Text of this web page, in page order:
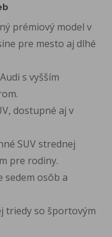
prémiový model v
pre mesto aj dlhé
s vyšším
dostupné aj v
SUV strednej
pre rodiny.
sedem osôb a
triedy so športovým